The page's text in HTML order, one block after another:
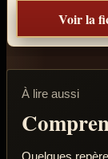
Voir la
À lire aussi
Quelques